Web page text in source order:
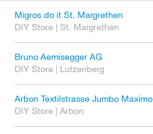
Migros do it St. Margrethen
DIY Store | St. Margrethen
Bruno Aemisegger AG
DIY Store | Lutzenberg
Arbon Textilstrasse Jumbo Maximo
DIY Store | Arbon